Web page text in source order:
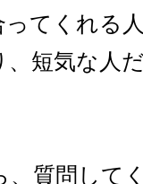
てくれる
短気な人
、質問して